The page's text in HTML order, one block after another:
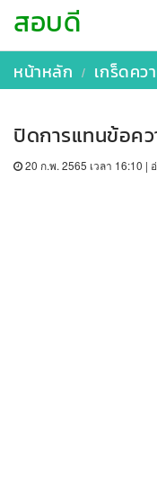
สอบดี
หน้าหลัก เกร็ดคว
ปิดการแทนข้อค
20 ก.พ. 2565 เวลา 16:10 |